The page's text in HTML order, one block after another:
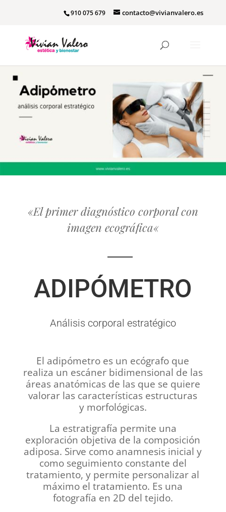
910 075 679 contacto@vivianvalero.es
«El primer diagnóstico corporal con
imagen ecográfica«
ADIPÓMETRO
Análisis corporal estratégico
El adipómetro es un ecógrafo que
realiza un escáner bidimensional de las
áreas anatómicas de las que se quiere
valorar las características estructuras
y morfológicas.
La estratigrafía permite una
exploración objetiva de la composición
adiposa. Sirve como anamnesis inicial y
como seguimiento constante del
tratamiento, y permite personalizar al
máximo el tratamiento. Es una
fotografía en 2D del tejido.